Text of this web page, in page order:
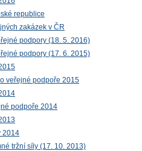
republice
zakázek v ČR
podpory (18. 5. 2016)
podpory (17. 6. 2015)
veřejné podpoře 2015
podpoře 2014
2014
tržní síly (17. 10. 2013)